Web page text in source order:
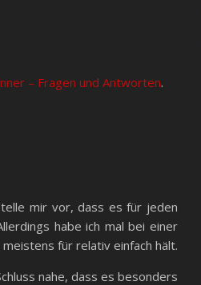
entsteht ein Krimidinner? – Teil 1
– Fragen und Antworten.
mir vor, dass es für jeden
habe ich mal bei einer
für relativ einfach hält.
nahe, dass es besonders